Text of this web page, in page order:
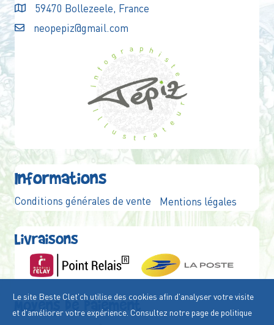
59470 Bollezeele, France
neopepiz@gmail.com
Informations
Conditions générales de vente Mentions légales
Livraisons
Moyens de paiement
Le site Beste Clet'ch utilise des cookies afin d'analyser votre visite
et d'améliorer votre expérience. Consultez notre page de politique